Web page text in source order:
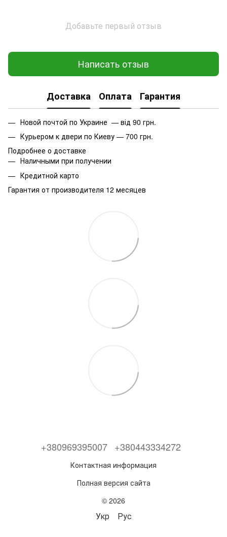
Добавьте первый отзыв
Написать отзыв
Доставка Оплата Гарантия
Новой почтой по Украине — від 90 грн.
Курьером к двери по Киеву — 700 грн.
Подробнее о доставке
Наличными при получении
Кредитной карто
Гарантия от производителя 12 месяцев
+380969395007 +380443334272
Контактная информация
Полная версия сайта
© 2026
Укр Рус